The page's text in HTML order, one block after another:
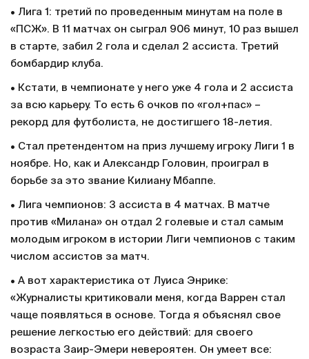
• Лига 1: третий по проведенным минутам на поле в
«ПСЖ». В 11 матчах он сыграл 906 минут, 10 раз вышел
в старте, забил 2 гола и сделал 2 ассиста. Третий
бомбардир клуба.
• Кстати, в чемпионате у него уже 4 гола и 2 ассиста
за всю карьеру. То есть 6 очков по «гол+пас» –
рекорд для футболиста, не достигшего 18-летия.
• Стал претендентом на приз лучшему игроку Лиги 1 в
ноябре. Но, как и Александр Головин, проиграл в
борьбе за это звание Килиану Мбаппе.
• Лига чемпионов: 3 ассиста в 4 матчах. В матче
против «Милана» он отдал 2 голевые и стал самым
молодым игроком в истории Лиги чемпионов с таким
числом ассистов за матч.
• А вот характеристика от Луиса Энрике:
«Журналисты критиковали меня, когда Варрен стал
чаще появляться в основе. Тогда я объяснял свое
решение легкостью его действий: для своего
возраста Заир-Эмери невероятен. Он умеет все: